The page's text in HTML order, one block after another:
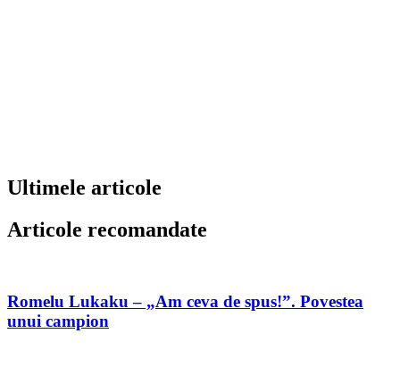
Ultimele articole
Articole recomandate
Romelu Lukaku – „Am ceva de spus!”. Povestea
unui campion